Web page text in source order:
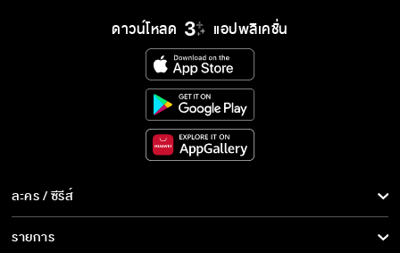
ดาวน์โหลด แอปพลิเคชั่น
ละคร / ซีรีส์
ละคร/ซีรีส์
รายการ